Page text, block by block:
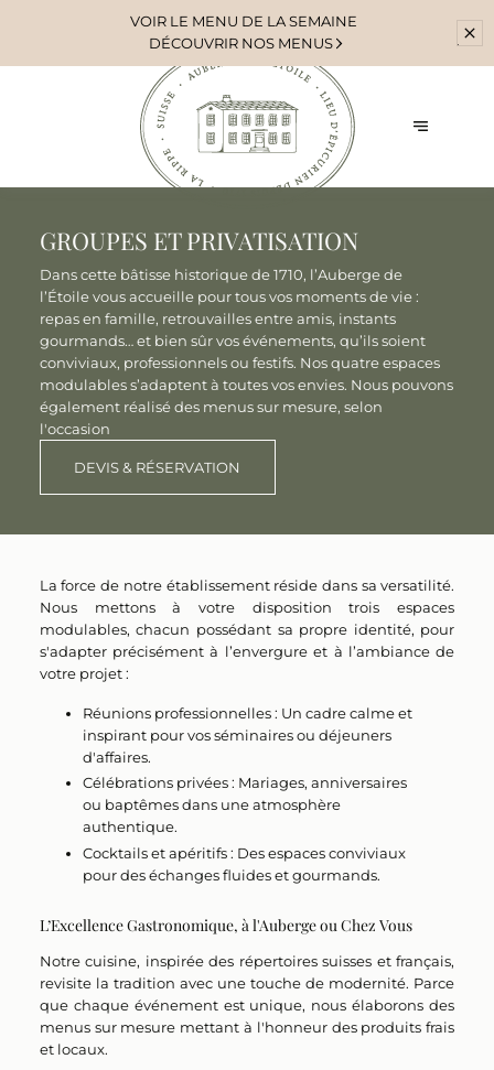
VOIR LE MENU DE LA SEMAINE
DÉCOUVRIR NOS MENUS
GROUPES ET PRIVATISATION
Dans cette bâtisse historique de 1710, l’Auberge de
l’Étoile vous accueille pour tous vos moments de vie :
repas en famille, retrouvailles entre amis, instants
gourmands… et bien sûr vos événements, qu’ils soient
conviviaux, professionnels ou festifs. Nos quatre espaces
modulables s’adaptent à toutes vos envies. Nous pouvons
également réalisé des menus sur mesure, selon
l'occasion
DEVIS & RÉSERVATION
La force de notre établissement réside dans saversatilité.
Nous mettons à votre dispositiontrois espaces
modulables, chacun possédant sa propre identité, pour
s'adapter précisément à l’envergure et à l’ambiance de
votre projet :
Réunions professionnelles : Un cadre calme et
inspirant pour vos séminaires ou déjeuners
d'affaires.
Célébrations privées : Mariages, anniversaires
ou baptêmes dans une atmosphère
authentique.
Cocktails et apéritifs : Des espaces conviviaux
pour des échanges fluides et gourmands.
L’Excellence Gastronomique, à l'Auberge ou Chez Vous
Notre cuisine, inspirée des répertoiressuisses et français,
revisite la tradition avec une touche de modernité. Parce
que chaque événement est unique, nous élaborons des
menus sur mesure mettant à l'honneur des produits frais
et locaux.